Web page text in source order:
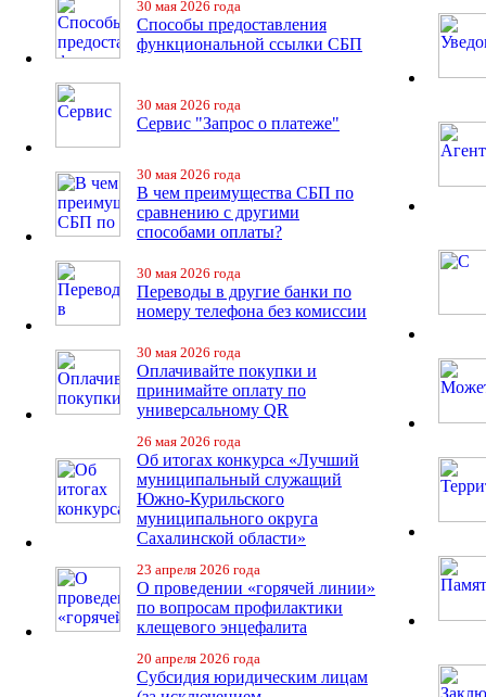
30 мая 2026 года
Способы предоставления
функциональной ссылки СБП
30 мая 2026 года
Сервис "Запрос о платеже"
30 мая 2026 года
В чем преимущества СБП по
сравнению с другими
способами оплаты?
30 мая 2026 года
Переводы в другие банки по
номеру телефона без комиссии
30 мая 2026 года
Оплачивайте покупки и
принимайте оплату по
универсальному QR
26 мая 2026 года
Об итогах конкурса «Лучший
муниципальный служащий
Южно-Курильского
муниципального округа
Сахалинской области»
23 апреля 2026 года
О проведении «горячей линии»
по вопросам профилактики
клещевого энцефалита
20 апреля 2026 года
Субсидия юридическим лицам